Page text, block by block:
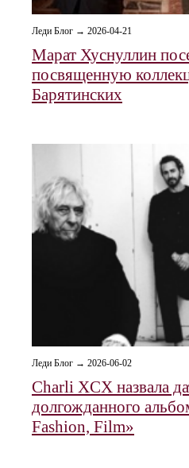
Леди Блог → 2026-04-21
Марат Хуснуллин
посвященную
Барятинских
Леди Блог → 2026-06-02
Charli XCX назвала
долгожданного
Fashion, Film»